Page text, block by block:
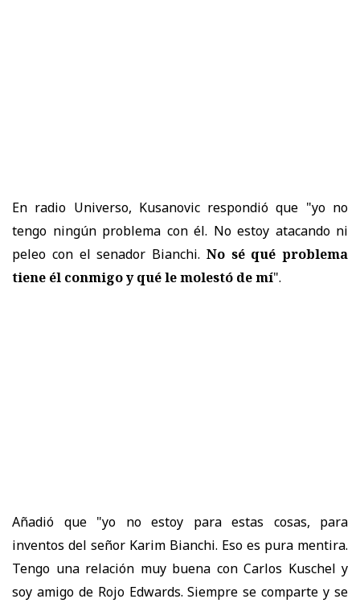
En radio Universo, Kusanovic respondió que "yo no
tengo ningún problema con él. No estoy atacando ni
peleo con el senador Bianchi. No sé qué problema
tiene él conmigo y qué le molestó de mí".
Añadió que "yo no estoy para estas cosas, para
inventos del señor Karim Bianchi. Eso es pura mentira.
Tengo una relación muy buena con Carlos Kuschel y
soy amigo de Rojo Edwards. Siempre se comparte y se